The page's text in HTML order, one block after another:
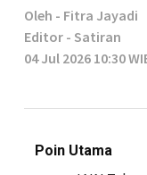
Oleh - Fitra Jayadi
Editor - Satiran
04 Jul 2026 10:30
Poin Utama